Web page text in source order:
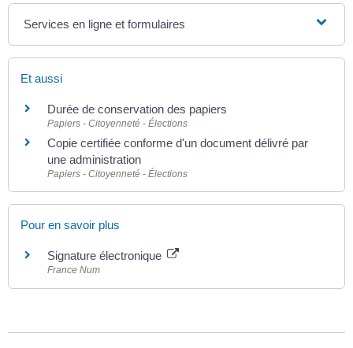
Services en ligne et formulaires
Et aussi
Durée de conservation des papiers
Papiers - Citoyenneté - Élections
Copie certifiée conforme d'un document délivré par
une administration
Papiers - Citoyenneté - Élections
Pour en savoir plus
Signature électronique
France Num